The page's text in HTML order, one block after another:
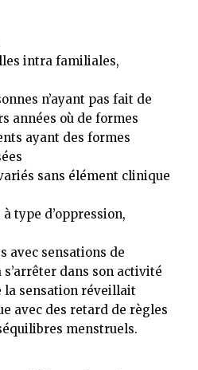
intra familiales,
n’ayant pas fait de
années où de formes
ayant des formes
sans élément clinique
type d’oppression,
avec sensations de
dans son activité
la sensation réveillait
avec des retard de règles
menstruels.